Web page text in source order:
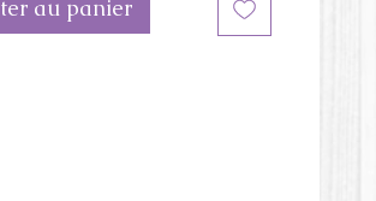
dans des contenants de
au panier